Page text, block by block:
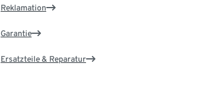
Reklamation
Garantie
Ersatzteile & Reparatur